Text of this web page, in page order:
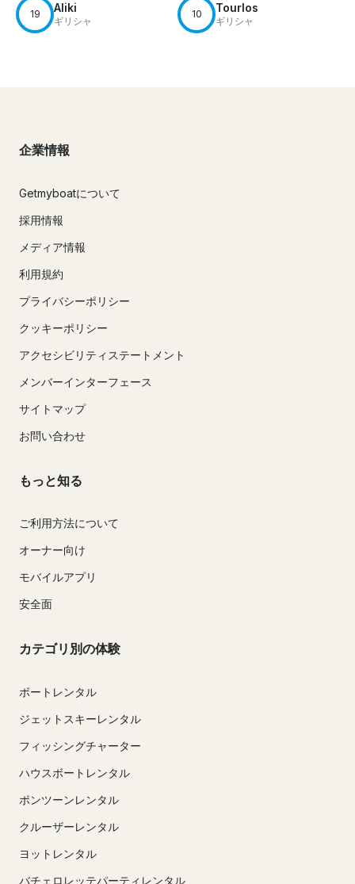
19 Aliki
ギリシャ
10 Tourlos
ギリシャ
企業情報
Getmyboatについて
採用情報
メディア情報
利用規約
プライバシーポリシー
クッキーポリシー
アクセシビリティステートメント
メンバーインターフェース
サイトマップ
お問い合わせ
もっと知る
ご利用方法について
オーナー向け
モバイルアプリ
安全面
カテゴリ別の体験
ボートレンタル
ジェットスキーレンタル
フィッシングチャーター
ハウスボートレンタル
ポンツーンレンタル
クルーザーレンタル
ヨットレンタル
バチェロレッテパーティレンタル